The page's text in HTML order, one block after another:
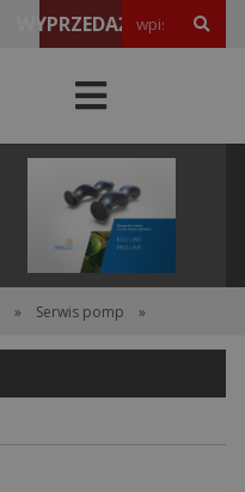
WYPRZEDAŻE!
» Serwis pomp »